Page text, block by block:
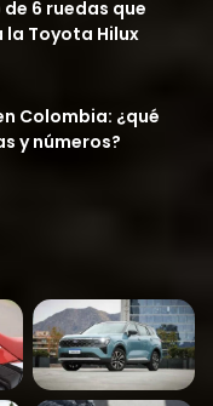
6 ruedas que
la Toyota Hilux
Colombia: ¿qué
y números?